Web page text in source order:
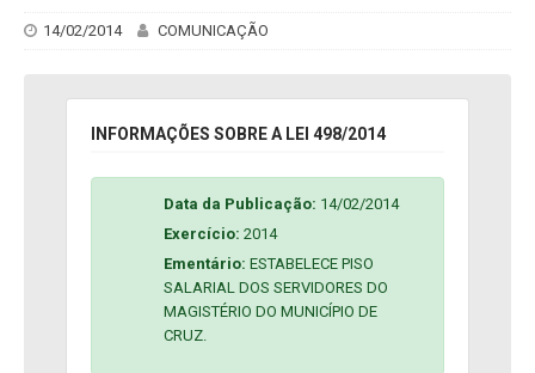
14/02/2014 COMUNICAÇÃO
INFORMAÇÕES SOBRE A LEI 498/2014
Data da Publicação: 14/02/2014
Exercício: 2014
Ementário: ESTABELECE PISO
SALARIAL DOS SERVIDORES DO
MAGISTÉRIO DO MUNICÍPIO DE
CRUZ.